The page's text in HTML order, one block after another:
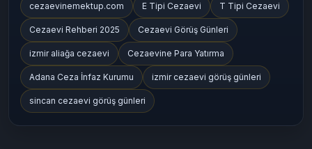
cezaevinemektup.com E Tipi Cezaevi T Tipi Cezaevi
Cezaevi Rehberi 2025 Cezaevi Görüş Günleri
izmir aliağa cezaevi Cezaevine Para Yatırma
Adana Ceza İnfaz Kurumu izmir cezaevi görüş günleri
sincan cezaevi görüş günleri